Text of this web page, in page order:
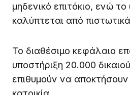
μηδενικό επιτόκιο, ενώ
καλύπτεται από
Το διαθέσιμο κεφάλαιο
υποστήριξη 20.000
επιθυμούν να